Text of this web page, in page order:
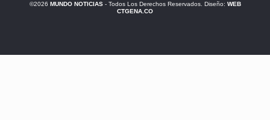
©2026 MUNDO NOTICIAS- Todos Los Derechos Reservados. Diseño: WEB
CTGENA.CO